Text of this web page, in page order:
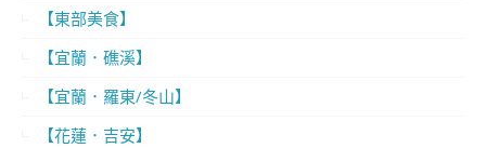
【東部美食】
【宜蘭．礁溪】
【宜蘭．羅東/冬山】
【花蓮．吉安】